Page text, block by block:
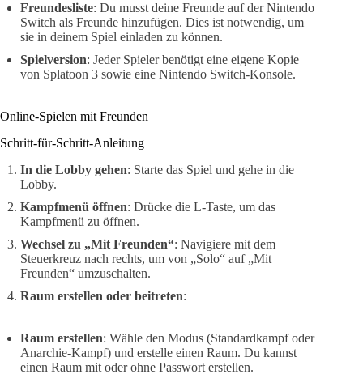
Freundesliste: Du musst deine Freunde auf der Nintendo
Switch als Freunde hinzufügen. Dies ist notwendig, um
sie in deinem Spiel einladen zu können.
Spielversion: Jeder Spieler benötigt eine eigene Kopie
von Splatoon 3 sowie eine Nintendo Switch-Konsole.
Online-Spielen mit Freunden
Schritt-für-Schritt-Anleitung
In die Lobby gehen: Starte das Spiel und gehe in die
Lobby.
Kampfmenü öffnen: Drücke die L-Taste, um das
Kampfmenü zu öffnen.
Wechsel zu „Mit Freunden“: Navigiere mit dem
Steuerkreuz nach rechts, um von „Solo“ auf „Mit
Freunden“ umzuschalten.
Raum erstellen oder beitreten:
Raum erstellen: Wähle den Modus (Standardkampf oder
Anarchie-Kampf) und erstelle einen Raum. Du kannst
einen Raum mit oder ohne Passwort erstellen.